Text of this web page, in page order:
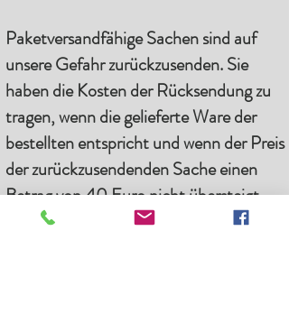
Paketversandfähige Sachen sind auf
unsere Gefahr zurückzusenden. Sie
haben die Kosten der Rücksendung zu
tragen, wenn die gelieferte Ware der
bestellten entspricht und wenn der Preis
der zurückzusendenden Sache einen
Betrag von 40 Euro nicht übersteigt
oder wenn Sie bei einem höheren Preis